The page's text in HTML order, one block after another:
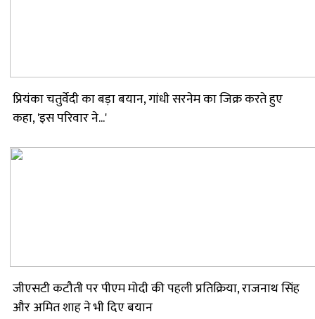
प्रियंका चतुर्वेदी का बड़ा बयान, गांधी सरनेम का जिक्र करते हुए
कहा, 'इस परिवार ने...'
जीएसटी कटौती पर पीएम मोदी की पहली प्रतिक्रिया, राजनाथ सिंह
और अमित शाह ने भी दिए बयान